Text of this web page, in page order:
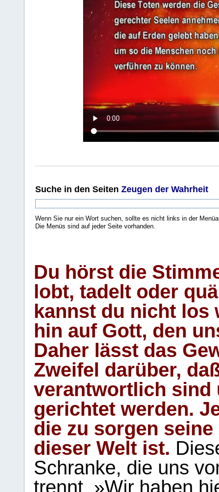
Suche in den Seiten Zeugen der Wahrheit
Wenn Sie nur ein Wort suchen, sollte es nicht links in der
Die Menüs sind auf jeder Seite vorhanden..
Du hörst die
lobt, tadelt oder
kannst du nicht los
hin auf Gott, den
Daher lässt das
Zweifel darüber,
verantwortlich sind
gerichtet werden.
die zu sorgen
dieser Welt ist.
Schranke, die uns
trennt. »Wir haben